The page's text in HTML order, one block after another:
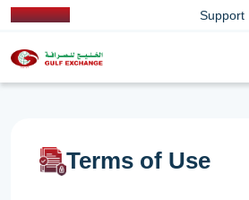
Support
Terms of Use